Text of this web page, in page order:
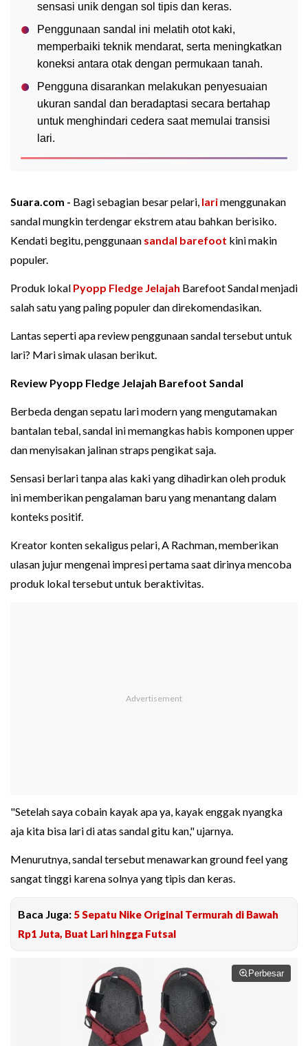
sensasi unik dengan sol tipis dan keras.
Penggunaan sandal ini melatih otot kaki,
memperbaiki teknik mendarat, serta meningkatkan
koneksi antara otak dengan permukaan tanah.
Pengguna disarankan melakukan penyesuaian
ukuran sandal dan beradaptasi secara bertahap
untuk menghindari cedera saat memulai transisi
lari.
Suara.com - Bagi sebagian besar pelari, larimenggunakan
sandal mungkin terdengar ekstrem atau bahkan berisiko.
Kendati begitu, penggunaan sandal barefoot kini makin
populer.
Produk lokal Pyopp Fledge Jelajah Barefoot Sandal menjadi
salah satu yang paling populer dan direkomendasikan.
Lantas seperti apa review penggunaan sandal tersebut untuk
lari? Mari simak ulasan berikut.
Review Pyopp Fledge Jelajah Barefoot Sandal
Berbeda dengan sepatu lari modern yang mengutamakan
bantalan tebal, sandal ini memangkas habis komponen upper
dan menyisakan jalinan straps pengikat saja.
Sensasi berlari tanpa alas kaki yang dihadirkan oleh produk
ini memberikan pengalaman baru yang menantang dalam
konteks positif.
Kreator konten sekaligus pelari, A Rachman, memberikan
ulasan jujur mengenai impresi pertama saat dirinya mencoba
produk lokal tersebut untuk beraktivitas.
"Setelah saya cobain kayak apa ya, kayak enggak nyangka
aja kita bisa lari di atas sandal gitu kan," ujarnya.
Menurutnya, sandal tersebut menawarkan ground feel yang
sangat tinggi karena solnya yang tipis dan keras.
Baca Juga: 5 Sepatu Nike Original Termurah di Bawah
Rp1 Juta, Buat Lari hingga Futsal
Perbesar